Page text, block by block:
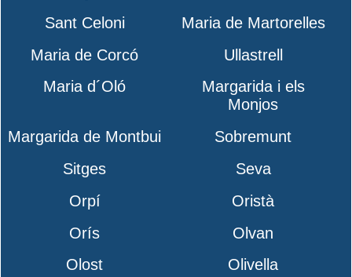
Sant Celoni
Maria de Martorelles
Maria de Corcó
Ullastrell
Maria d´Oló
Margarida i els
Monjos
Margarida de Montbui
Sobremunt
Sitges
Seva
Orpí
Oristà
Orís
Olvan
Olost
Olivella